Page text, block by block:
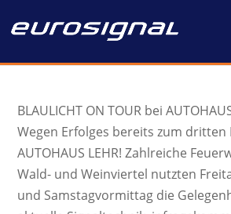
BLAULICHT ON TOUR bei
Wegen Erfolges bereits zum dritten
AUTOHAUS LEHR! Zahlreiche
Wald- und Weinviertel nutzten
und Samstagvormittag die